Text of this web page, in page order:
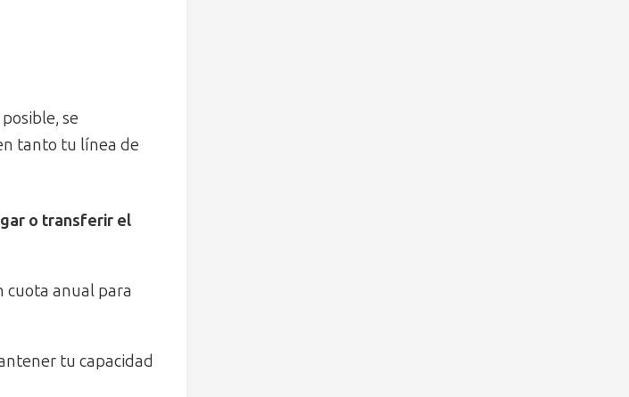
se
tanto tu línea de
o transferir el
cuota anual para
tu capacidad